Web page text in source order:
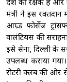
मंत्री ने इस
आम्र्ड फोर्सेज
वालंटियर्स की
इसे सेना, दिल्ली के
उपलब्ध कराया
रोटरी क्लब की ओर से